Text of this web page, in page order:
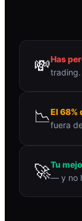
💸Has
trading.
📉El 68%
fuera
🚀Tu
— y no